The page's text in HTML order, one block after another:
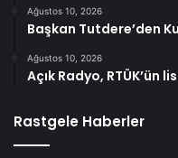
Ağustos 10, 2026
Başkan Tutdere’den
Ağustos 10, 2026
Açık Radyo, RTÜK’ün
Rastgele Haberler